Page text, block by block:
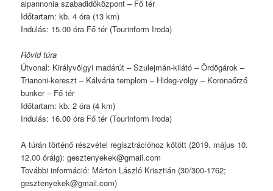
alpannonia szabadidőközpont – Fő tér
Időtartam: kb. 4 óra (13 km)
Indulás: 15.00 óra Fő tér (Tourinform Iroda)
Rövid túra
Útvonal: Királyvölgyi madárút – Szulejmán-kilátó – Ördögárok –
Trianoni-kereszt – Kálvária templom – Hideg-völgy – Koronaőrző
bunker – Fő tér
Időtartam: kb. 2 óra (4 km)
Indulás: 16.00 óra Fő tér (Tourinform Iroda)
A túrán történő részvétel regisztrációhoz kötött (2019. május 10.
12.00 óráig): gesztenyekek@gmail.com
További információ: Márton László Krisztián (30/300-1762;
gesztenyekek@gmail.com)